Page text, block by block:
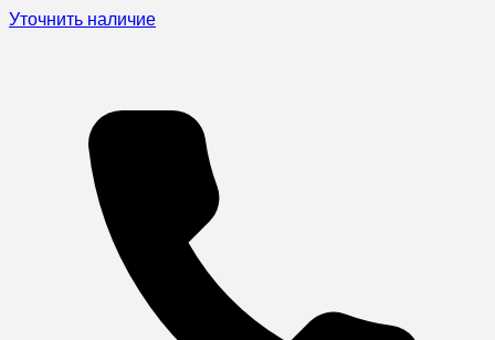
Уточнить наличие